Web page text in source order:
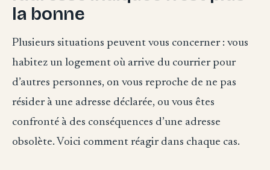
la bonne
Plusieurs situations peuvent vous concerner : vous
habitez un logement où arrive du courrier pour
d’autres personnes, on vous reproche de ne pas
résider à une adresse déclarée, ou vous êtes
confronté à des conséquences d’une adresse
obsolète. Voici comment réagir dans chaque cas.